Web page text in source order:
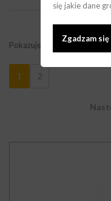
się jakie dane
Zgadzam się
1 2
Pokazuje 1 - 9 z 14